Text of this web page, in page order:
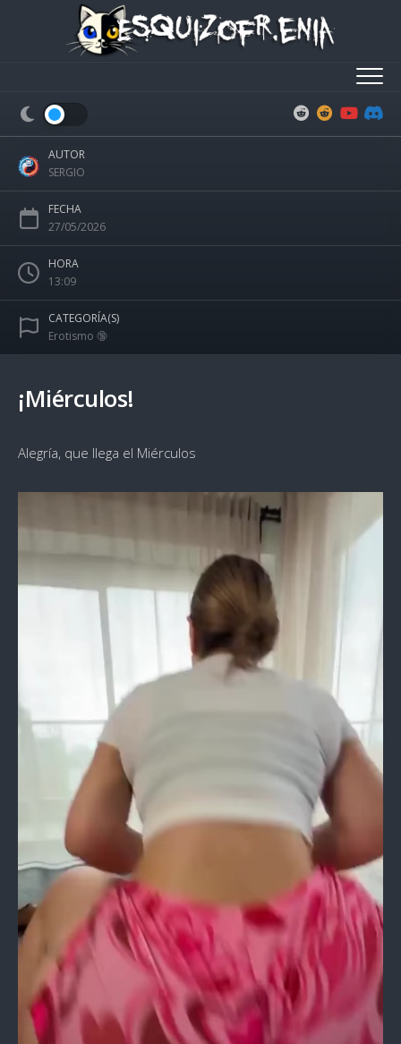
AUTOR
SERGIO
FECHA
27/05/2026
HORA
13:09
CATEGORÍA(S)
Erotismo 🔞
¡Miérculos!
Alegría, que llega el Miérculos